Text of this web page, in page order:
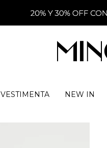
VESTIMENTA NEW IN